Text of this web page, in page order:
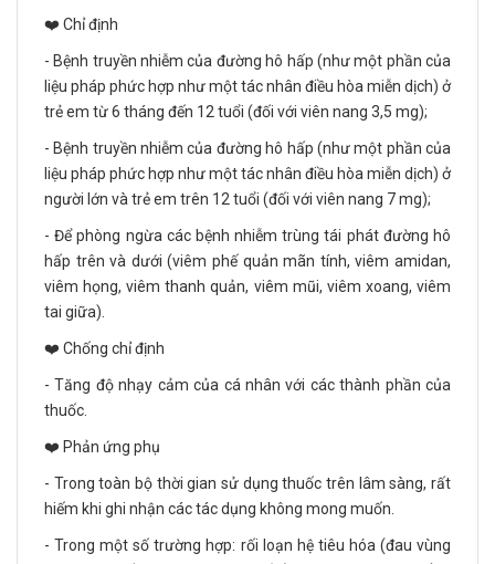
❤️ Chỉ định
- Bệnh truyền nhiễm của đường hô hấp (như một phần của
liệu pháp phức hợp như một tác nhân điều hòa miễn dịch) ở
trẻ em từ 6 tháng đến 12 tuổi (đối với viên nang 3,5 mg);
- Bệnh truyền nhiễm của đường hô hấp (như một phần của
liệu pháp phức hợp như một tác nhân điều hòa miễn dịch) ở
người lớn và trẻ em trên 12 tuổi (đối với viên nang 7 mg);
- Để phòng ngừa các bệnh nhiễm trùng tái phát đường hô
hấp trên và dưới (viêm phế quản mãn tính, viêm amidan,
viêm họng, viêm thanh quản, viêm mũi, viêm xoang, viêm
tai giữa).
❤️ Chống chỉ định
- Tăng độ nhạy cảm của cá nhân với các thành phần của
thuốc.
❤️ Phản ứng phụ
- Trong toàn bộ thời gian sử dụng thuốc trên lâm sàng, rất
hiếm khi ghi nhận các tác dụng không mong muốn.
- Trong một số trường hợp: rối loạn hệ tiêu hóa (đau vùng